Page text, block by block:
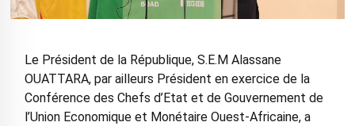
Le Président de la République, S.E.M Alassane
OUATTARA, par ailleurs Président en exercice de la
Conférence des Chefs d’Etat et de Gouvernement de
l’Union Economique et Monétaire Ouest-Africaine, a